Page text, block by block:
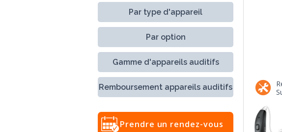
Par type d'appareil
Par option
Gamme d'appareils auditifs
Remboursement appareils auditifs
Prendre un rendez-vous